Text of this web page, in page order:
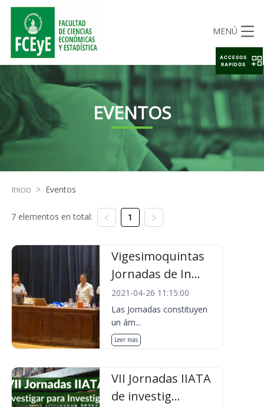
MENÚ
EVENTOS
Inicio > Eventos
7 elementos en total: 1
Vigesimoquintas
Jornadas de In...
2021-04-26 11:15:00
Las Jornadas constituyen
un ám...
Leer más
VII Jornadas IIATA
de investig...
ACCESOS
RAPIDOS